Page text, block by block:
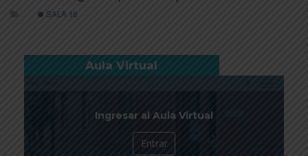
SALA 18
Aula Virtual
Ingresar al Aula Virtual
Entrar